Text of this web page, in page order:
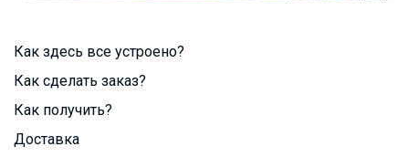
Как здесь все устроено?
Как сделать заказ?
Как получить?
Доставка